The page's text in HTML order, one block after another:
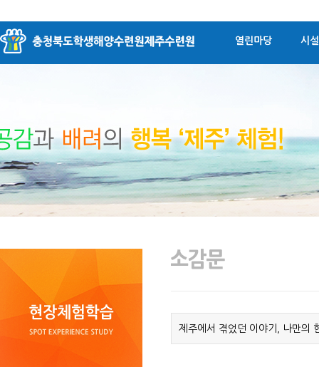
열린마당 시
제주에서 겪었던 이야기, 나만의